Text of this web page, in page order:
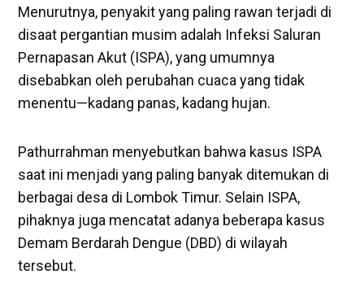
Menurutnya, penyakit yang paling rawan terjadi di
disaat pergantian musim adalah Infeksi Saluran
Pernapasan Akut (ISPA), yang umumnya
disebabkan oleh perubahan cuaca yang tidak
menentu—kadang panas, kadang hujan.
Pathurrahman menyebutkan bahwa kasus ISPA
saat ini menjadi yang paling banyak ditemukan di
berbagai desa di Lombok Timur. Selain ISPA,
pihaknya juga mencatat adanya beberapa kasus
Demam Berdarah Dengue (DBD) di wilayah
tersebut.